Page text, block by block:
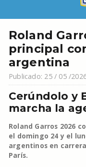
Roland
principal
argentina
Publicado: 25 / 05 /
Cerúndolo y
marcha la
Roland Garros 2026
el domingo 24 y el
argentinos en
París.